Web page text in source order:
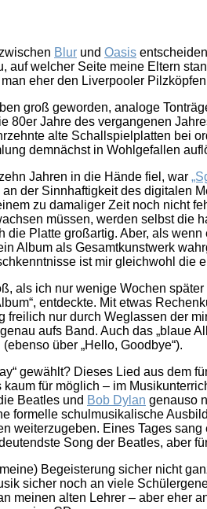
Blur und Oasis
auf welcher Seite meine Eltern
eher den Liverpooler
groß geworden, analoge
Jahre des vergangenen
alte Schallspielplatten bei
demnächst in Wohlgefallen
Jahren in die Hände fiel, war
der Sinnhaftigkeit des digitalen
zu damaliger Zeit noch nicht
müssen, werden selbst
die Platte großartig. Aber, als
Album als Gesamtkunstwerk
ist mir gleichwohl die
als ich nur wenige Wochen
entdeckte. Mit etwas
nur durch Weglassen der
aufs Band. Auch das „blaue
über „Hello, Goodbye“).
gewählt? Dieses Lied aus dem
für möglich – im
Beatles und Bob Dylan genauso
formelle schulmusikalische
Eines Tages
Song der Beatles, aber
Begeisterung sicher nicht
sicher noch an viele
meinen alten Lehrer – aber eher